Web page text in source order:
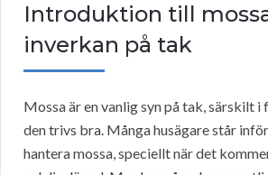
Introduktion till
inverkan på tak
Mossa är en vanlig syn på tak, särskilt
den trivs bra. Många husägare står
hantera mossa, speciellt när det